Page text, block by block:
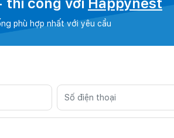
phù hợp nhất với yêu cầu